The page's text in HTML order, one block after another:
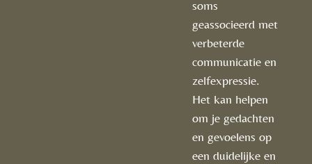
soms
geassocieerd met
verbeterde
communicatie en
zelfexpressie.
Het kan helpen
om je gedachten
en gevoelens op
een duidelijke en